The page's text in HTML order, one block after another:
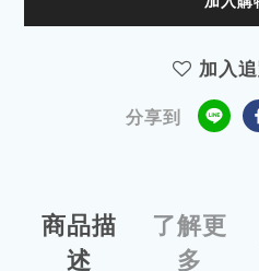
加入
分享到
商品描
述
了解更
多